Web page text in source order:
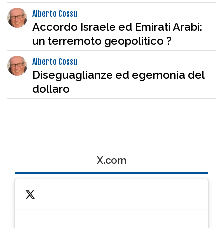
Alberto Cossu
Accordo Israele ed Emirati Arabi:
un terremoto geopolitico ?
Alberto Cossu
Diseguaglianze ed egemonia del
dollaro
X.com